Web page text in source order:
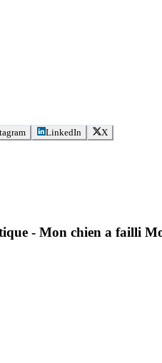
LinkedIn X
Mon chien a failli Mourir |